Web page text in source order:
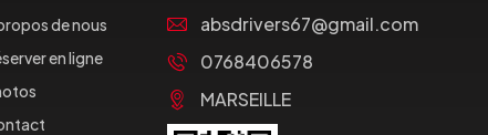
de nous
en ligne
absdrivers67@gmail.com
0768406578
MARSEILLE